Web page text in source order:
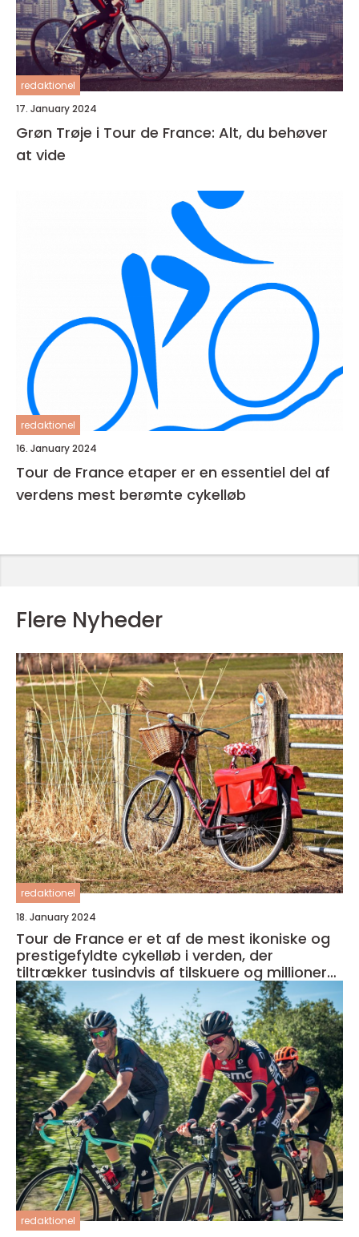
redaktionel
17. January 2024
Grøn Trøje i Tour de France: Alt, du behøver
at vide
redaktionel
16. January 2024
Tour de France etaper er en essentiel del af
verdens mest berømte cykelløb
Flere Nyheder
redaktionel
18. January 2024
Tour de France er et af de mest ikoniske og
prestigefyldte cykelløb i verden, der
tiltrækker tusindvis af tilskuere og millioner
af seere over hele kloden
redaktionel